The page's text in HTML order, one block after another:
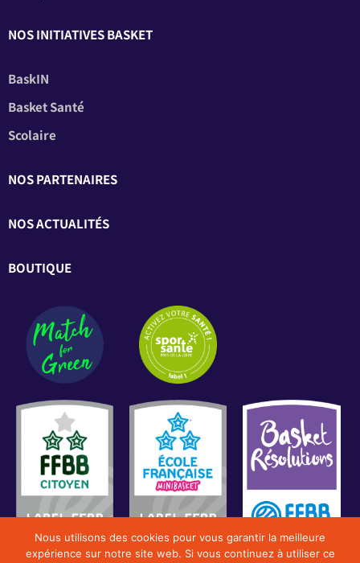
NOS INITIATIVES BASKET
BaskIN
Basket Santé
Scolaire
NOS PARTENAIRES
NOS ACTUALITÉS
BOUTIQUE
Nous utilisons des cookies pour vous garantir la meilleure
expérience sur notre site web. Si vous continuez à utiliser ce